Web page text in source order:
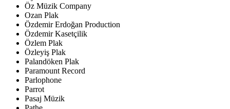
Öz Müzik Company
Ozan Plak
Özdemir Erdoğan Production
Özdemir Kasetçilik
Özlem Plak
Özleyiş Plak
Palandöken Plak
Paramount Record
Parlophone
Parrot
Pasaj Müzik